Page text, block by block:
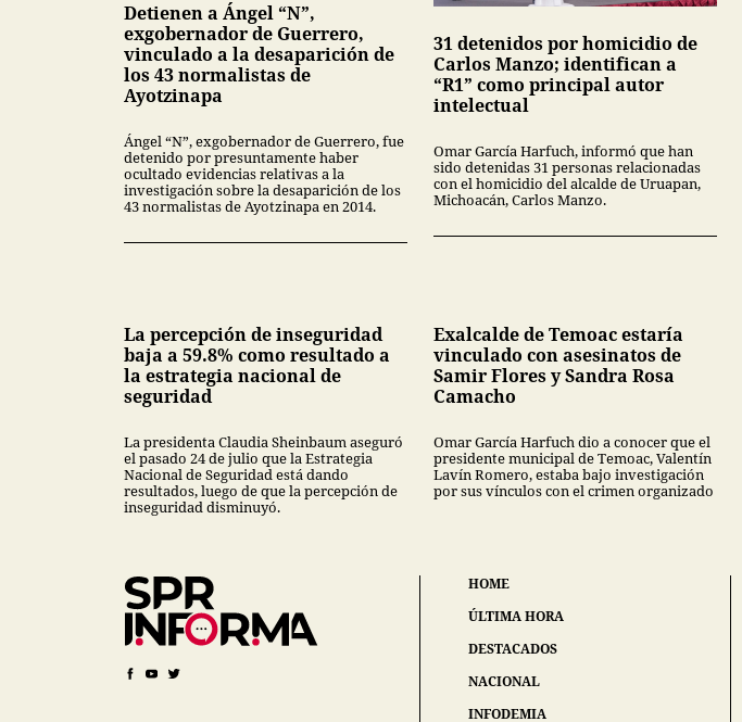
Detienen a Ángel “N”,
exgobernador de Guerrero,
vinculado a la desaparición de
los 43 normalistas de
Ayotzinapa
Ángel “N”, exgobernador de Guerrero, fue
detenido por presuntamente haber
ocultado evidencias relativas a la
investigación sobre la desaparición de los
43 normalistas de Ayotzinapa en 2014.
31 detenidos por homicidio de
Carlos Manzo; identifican a
“R1” como principal autor
intelectual
Omar García Harfuch, informó que han
sido detenidas 31 personas relacionadas
con el homicidio del alcalde de Uruapan,
Michoacán, Carlos Manzo.
La percepción de inseguridad
baja a 59.8% como resultado a
la estrategia nacional de
seguridad
La presidenta Claudia Sheinbaum aseguró
el pasado 24 de julio que la Estrategia
Nacional de Seguridad está dando
resultados, luego de que la percepción de
inseguridad disminuyó.
Exalcalde de Temoac estaría
vinculado con asesinatos de
Samir Flores y Sandra Rosa
Camacho
Omar García Harfuch dio a conocer que el
presidente municipal de Temoac, Valentín
Lavín Romero, estaba bajo investigación
por sus vínculos con el crimen organizado
HOME
ÚLTIMA HORA
DESTACADOS
NACIONAL
INFODEMIA